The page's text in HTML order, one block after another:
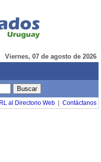
Viernes, 07 de agosto de 2026
al Directorio Web |Contáctanos